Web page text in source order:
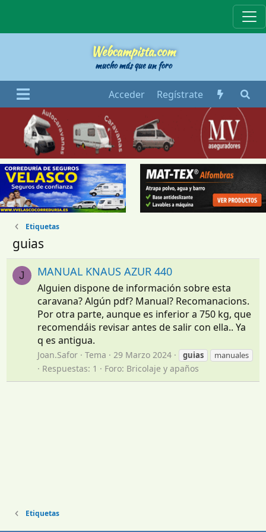
Webcampista.com
mucho más que un foro
Acceder Regístrate
Etiquetas
guias
J MANUAL KNAUS AZUR 440
Alguien dispone de información sobre esta
caravana? Algún pdf? Manual? Recomanacions.
Por otra parte, aunque es inferior a 750 kg, que
recomendáis revisar antes de salir con ella.. Ya
q es antigua.
Joan.Safor Tema 29 Marzo 2024 guias manuales
Respuestas: 1 Foro: Bricolaje y apaños
Etiquetas